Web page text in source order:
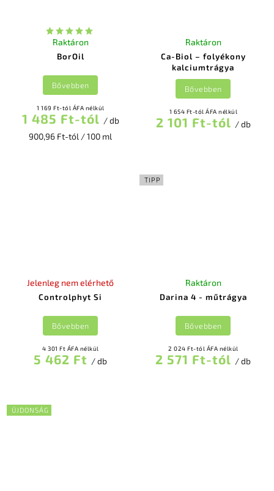
BorOil
Raktáron
1 169 Ft-tól ÁFA nélkül
1 485 Ft-tól / db
900,96 Ft-tól / 100 ml
Bővebben
Ca-Biol – folyékony
kalciumtrágya
Raktáron
1 654 Ft-tól ÁFA nélkül
2 101 Ft-tól / db
Bővebben
Controlphyt Si
Jelenleg nem elérhető
4 301 Ft ÁFA nélkül
5 462 Ft / db
Bővebben
TIPP
Darina 4 - műtrágya
Raktáron
2 024 Ft-tól ÁFA nélkül
2 571 Ft-tól / db
Bővebben
ÚJDONSÁG